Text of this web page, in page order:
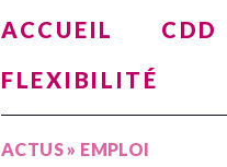
ACCUEIL CDD
FLEXIBILITÉ
ACTUS» EMPLOI